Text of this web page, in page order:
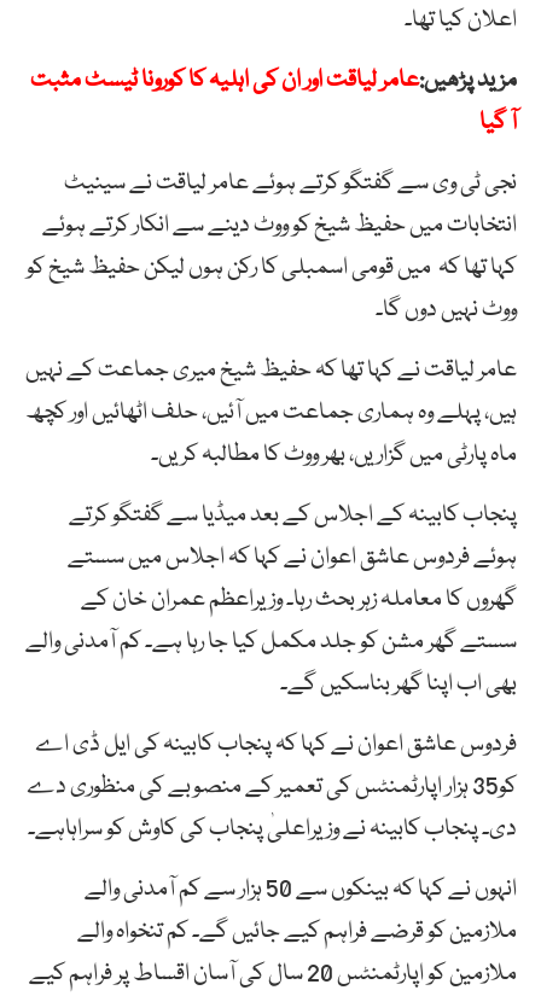
اعلان کیا تھا۔
مزید پڑھیں:عامر لیاقت اور ان کی اہلیہ کا کورونا ٹیسٹ مثبت
آ گیا
نجی ٹی وی سے گفتگو کرتے ہوئے عامر لیاقت نے سینیٹ
انتخابات میں حفیظ شیخ کو ووٹ دینے سے انکار کرتے ہوئے
کہا تھا کہ میں قومی اسمبلی کا رکن ہوں لیکن حفیظ شیخ کو
ووٹ نہیں دوں گا۔
عامر لیاقت نے کہا تھا کہ حفیظ شیخ میری جماعت کے نہیں
ہیں، پہلے وہ ہماری جماعت میں آئیں، حلف اٹھائیں اور کچھ
ماہ پارٹی میں گزاریں، بھر ووٹ کا مطالبہ کریں۔
پنجاب کابینہ کے اجلاس کے بعد میڈیا سے گفتگو کرتے
ہوئے فردوس عاشق اعوان نے کہا کہ اجلاس میں سستے
گھروں کا معاملہ زہر بحث رہا۔ وزیراعظم عمران خان کے
سستے گھر مشن کو جلد مکمل کیا جا رہا ہے۔ کم آمدنی والے
بھی اب اپنا گھر بناسکیں گے۔
فردوس عاشق اعوان نے کہا کہ پنجاب کابینہ کی ایل ڈی اے
کو35 ہزار اپارٹمنٹس کی تعمیر کے منصوبے کی منظوری دے
دی۔ پنجاب کابینہ نے وزیراعلیٰ پنجاب کی کاوش کو سراہاہے۔
انہوں نے کہا کہ بینکوں سے 50 ہزار سے کم آمدنی والے
ملازمین کو قرضے فراہم کیے جائیں گے۔ کم تنخواہ والے
ملازمین کو اپارٹمنٹس 20 سال کی آسان اقساط پر فراہم کیے